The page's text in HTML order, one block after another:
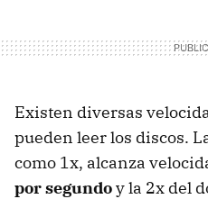
Existen diversas
pueden leer los discos.
como 1x, alcanza
por segundoy la 2x del